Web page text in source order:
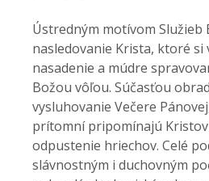
Ústredným motívom Služieb
nasledovanie Krista, ktoré si
nasadenie a múdre
Božou vôľou. Súčasťou
vysluhovanie Večere
prítomní pripomínajú
odpustenie hriechov. Celé
slávnostným i duchovným